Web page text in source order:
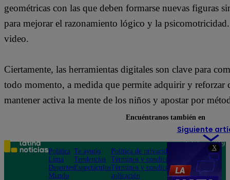
X
geométricas con las que deben formarse nuevas figuras
para mejorar el razonamiento lógico y la
video.
Ciertamente, las herramientas digitales son clave para
todo momento, a medida que permite adquirir y reforzar
mantener activa la mente de los niños y apostar por
Siguiente
Encuéntranos también en
Política
Lima
Deportes
Mundo
Te ayudo
Tendencias
Espectáculos
Política de privacidad
Términos y condiciones
Términos y condiciones
aplicación
Teléfono: 219
Av. San
Felipe 968
Jesús María